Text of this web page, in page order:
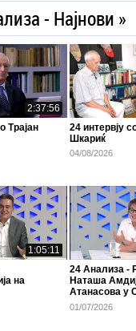
- Најнови »
2:37:56
Трајан
24 интервју
Шкариќ
04/08/2026
1:05:11
на
24 Анализа -
Наташа
Атанасова у
Димитров
01/07/2026